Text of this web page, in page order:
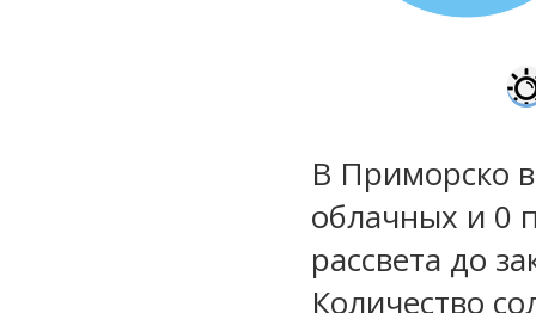
В Приморско
облачных и 0
рассвета до
Количество